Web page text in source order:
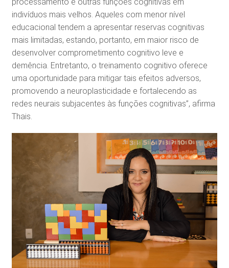
indivíduos mais velhos. Aqueles com menor nível
educacional tendem a apresentar reservas cognitivas
mais limitadas, estando, portanto, em maior risco de
desenvolver comprometimento cognitivo leve e
demência. Entretanto, o treinamento cognitivo oferece
uma oportunidade para mitigar tais efeitos adversos,
promovendo a neuroplasticidade e fortalecendo as
redes neurais subjacentes às funções cognitivas”, afirma
Thais.